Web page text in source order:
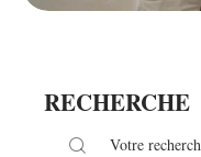
RECHERCHE